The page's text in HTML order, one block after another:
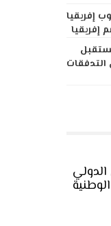
إفريقيا
يستقبل
التدفقات